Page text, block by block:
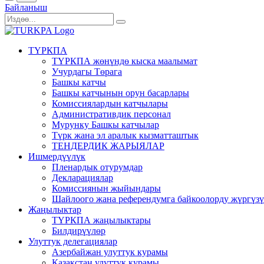
Байланыш
ТҮРКПА
ТҮРКПА жөнүндө кыска маалымат
Учурдагы Төрага
Башкы катчы
Башкы катчынын орун басарлары
Комиссиялардын катчылары
Административдик персонал
Мурунку Башкы катчылар
Түрк жана эл аралык кызматташтык
ТЕНДЕРДИК ЖАРЫЯЛАР
Ишмердүүлүк
Пленардык отурумдар
Декларациялар
Комиссиянын жыйындары
Шайлоого жана референдумга байкоолорду
Жаңылыктар
ТҮРКПА жаңылыктары
Билдирүүлөр
Улуттук делегациялар
Азербайжан улуттук курамы